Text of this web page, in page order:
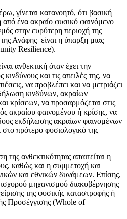
γίνεται κατανοητό, ότι βασική
ένα ακραίο φυσικό φαινόμενο
στην ευρύτερη περιοχή της
Ανάφης είναι η ύπαρξη μιας
Resilience).
ανθεκτική όταν έχει την
κινδύνους και τις απειλές της, να
να προβλέπει και να μετριάζει
κινδύνων, ακραίων
κρίσεων, να προσαρμόζεται στις
ακραίου φαινομένου ή κρίσης, να
εκδήλωσης ακραίων φαινομένων
πρότερο φυσιολογικό της
της ανθεκτικότητας απαιτείται η
καθώς και η συμμετοχή και
και εθνικών δυνάμεων. Επίσης,
ισχυρού μηχανισμού διακυβέρνησης
της φυσικής καταστροφής ή
Προσέγγισης (Whole of